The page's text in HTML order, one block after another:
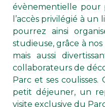
évènementielle pour
l’accès privilégié à
pourrez ainsi
studieuse, grâce à
mais aussi
collaborateurs de
Parc et ses
petit déjeuner, un
visite exclusive du